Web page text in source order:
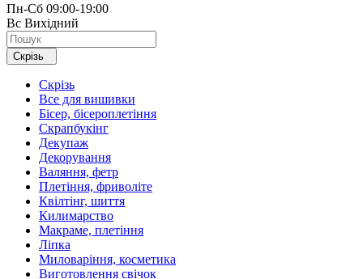
Пн-Сб 09:00-19:00
Вс Вихідний
Скрізь
Скрізь
Все для вишивки
Бісер, бісероплетіння
Скрапбукінг
Декупаж
Декорування
Валяння, фетр
Плетіння, фриволіте
Квілтінг, шиття
Килимарство
Макраме, плетіння
Ліпка
Миловаріння, косметика
Виготовлення свічок